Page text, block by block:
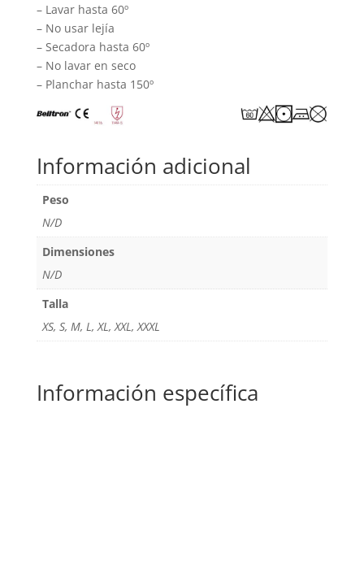
– Lavar hasta 60º
– No usar lejía
– Secadora hasta 60º
– No lavar en seco
– Planchar hasta 150º
Información adicional
Peso
N/D
Dimensiones
N/D
Talla
XS, S, M, L, XL, XXL, XXXL
Información específica